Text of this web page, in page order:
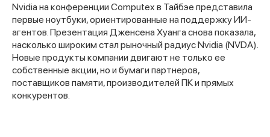
Nvidia на конференции Computex в Тайбэе представила
первые ноутбуки, ориентированные на поддержку ИИ-
агентов. Презентация Дженсена Хуанга снова показала,
насколько широким стал рыночный радиус Nvidia (NVDA).
Новые продукты компании двигают не только ее
собственные акции, но и бумаги партнеров,
поставщиков памяти, производителей ПК и прямых
конкурентов.